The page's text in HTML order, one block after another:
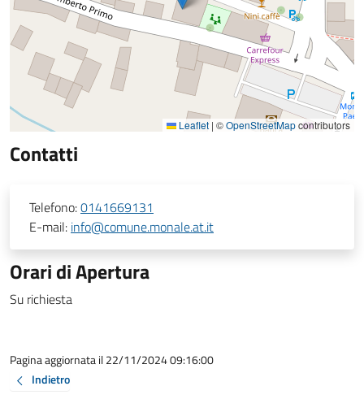
Leaflet | ©OpenStreetMapcontributors
Contatti
Telefono:0141669131
E-mail: info@comune.monale.at.it
Orari di Apertura
Su richiesta
Pagina aggiornata il 22/11/2024 09:16:00
Indietro